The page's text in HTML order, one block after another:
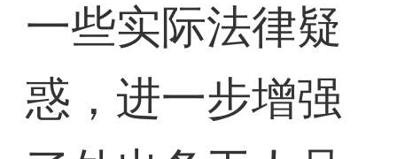
一些实际法律疑
惑，进一步增强